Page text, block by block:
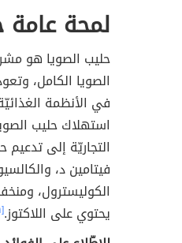
لمحة عامة
حليب الصويا هو
الصويا الكامل،
في الأنظمة
استهلاك حليب
التجاريّة إلى تدعيم
فيتامين د،
الكوليسترول،
يحتوي على اللاكتوز.[٩]